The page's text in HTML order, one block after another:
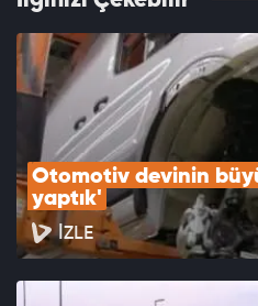
Otomotiv devinin
yaptık'
İZLE